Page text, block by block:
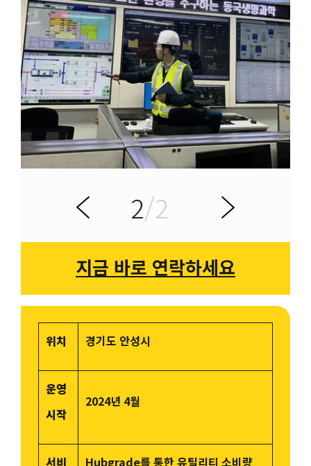
이
전 2/2
다
음
지금 바로 연락하세요
위치 경기도 안성시
운영
시작
2024년 4월
서비 Hubgrade를 통한 유틸리티 소비량